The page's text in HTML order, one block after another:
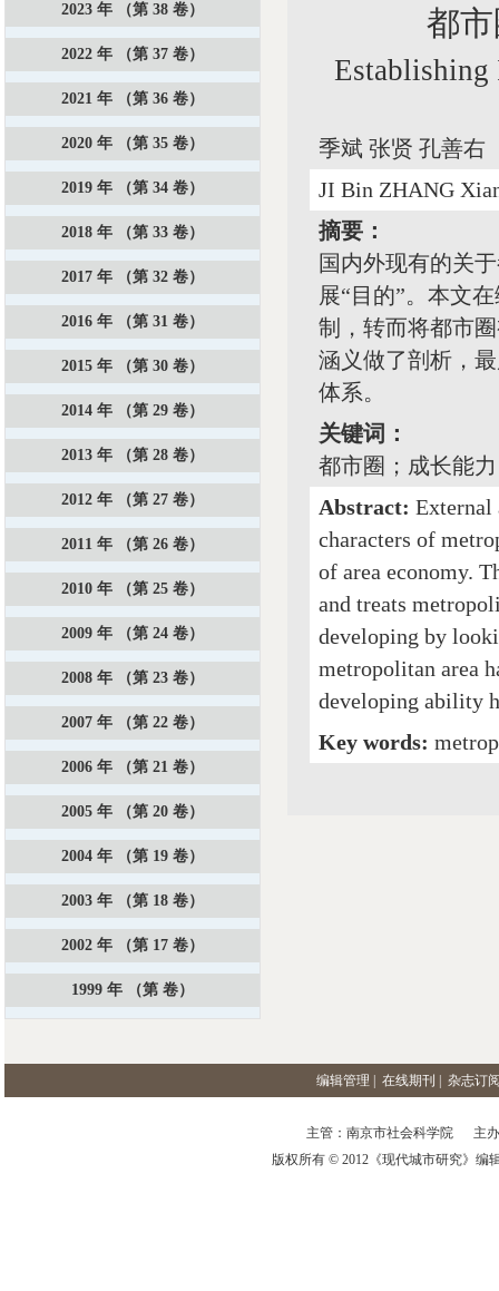
都
Establishing
季斌 张贤 孔善右
JI Bin ZHANG
摘要：
国内外现有的关
展“目的”。本文
制，转而将都市
涵义做了剖析，
体系。
关键词：
都市圈；成长能
Abstract: External
characters of
of area economy.
and treats
developing by
metropolitan area
developing ability
Key words:
2023 年 （第 38 卷）
2022 年 （第 37 卷）
2021 年 （第 36 卷）
2020 年 （第 35 卷）
2019 年 （第 34 卷）
2018 年 （第 33 卷）
2017 年 （第 32 卷）
2016 年 （第 31 卷）
2015 年 （第 30 卷）
2014 年 （第 29 卷）
2013 年 （第 28 卷）
2012 年 （第 27 卷）
2011 年 （第 26 卷）
2010 年 （第 25 卷）
2009 年 （第 24 卷）
2008 年 （第 23 卷）
2007 年 （第 22 卷）
2006 年 （第 21 卷）
2005 年 （第 20 卷）
2004 年 （第 19 卷）
2003 年 （第 18 卷）
2002 年 （第 17 卷）
1999 年 （第 卷）
编辑管理 在线期刊 杂志订
主管：南京市社会科学院 主
版权所有 © 2012《现代城市研究》编